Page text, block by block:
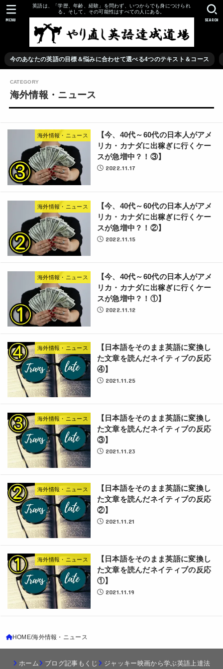
英語は、「学歴、年齢、経験」を問わず、いつからでも身につけられ
る。そして、その可能性はすべての人にある。
今のあなたの英語の目標＆悩みに合わせて選べる4つのテキスト＆コース
SEARCH
MENU
海外情報・ニュース
海外情報・ニュース
【今、40代～60代の日本人がアメ
リカ・カナダに出稼ぎに行くケー
スが急増中？！③】
2022.11.17
海外情報・ニュース
【今、40代～60代の日本人がアメ
リカ・カナダに出稼ぎに行くケー
スが急増中？！②】
2022.11.15
海外情報・ニュース
【今、40代～60代の日本人がアメ
リカ・カナダに出稼ぎに行くケー
スが急増中？！①】
2022.11.12
海外情報・ニュース
【日本語をそのまま英語に変換し
た文章を読んだネイティブの反応
④】
2021.11.25
海外情報・ニュース
【日本語をそのまま英語に変換し
た文章を読んだネイティブの反応
③】
2021.11.23
海外情報・ニュース
【日本語をそのまま英語に変換し
た文章を読んだネイティブの反応
②】
2021.11.21
海外情報・ニュース
【日本語をそのまま英語に変換し
た文章を読んだネイティブの反応
①】
2021.11.19
HOME 海外情報・ニュース
ホーム ブログ記事もくじ ジャッキー映画から学ぶ英語上達法